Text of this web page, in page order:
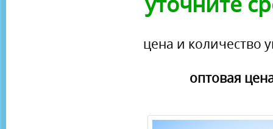
цена и количество
оптовая